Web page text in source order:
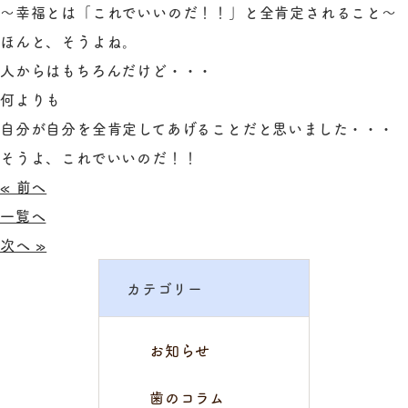
～幸福とは「これでいいのだ！！」と全肯定されること～
ほんと、そうよね。
人からはもちろんだけど・・・
何よりも
自分が自分を全肯定してあげることだと思いました・・・
そうよ、これでいいのだ！！
« 前へ
一覧へ
次へ »
カテゴリー
お知らせ
歯のコラム